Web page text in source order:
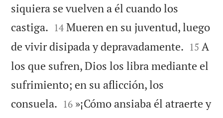
siquiera se vuelven a él cuando los
castiga. 

14 Mueren en su juventud, luego
de vivir disipada y depravadamente. 

15 A
los que sufren, Dios los libra mediante el
sufrimiento; en su aflicción, los
consuela. 

16 »¡Cómo ansiaba él atraerte y